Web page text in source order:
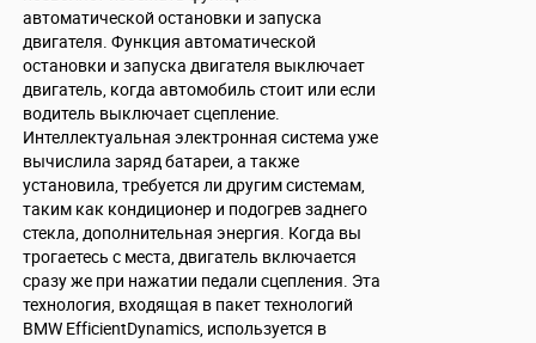
автоматической остановки и запуска
двигателя. Функция автоматической
остановки и запуска двигателя выключает
двигатель, когда автомобиль стоит или если
водитель выключает сцепление.
Интеллектуальная электронная система уже
вычислила заряд батареи, а также
установила, требуется ли другим системам,
таким как кондиционер и подогрев заднего
стекла, дополнительная энергия. Когда вы
трогаетесь с места, двигатель включается
сразу же при нажатии педали сцепления. Эта
технология, входящая в пакет технологий
BMW EfficientDynamics, используется в